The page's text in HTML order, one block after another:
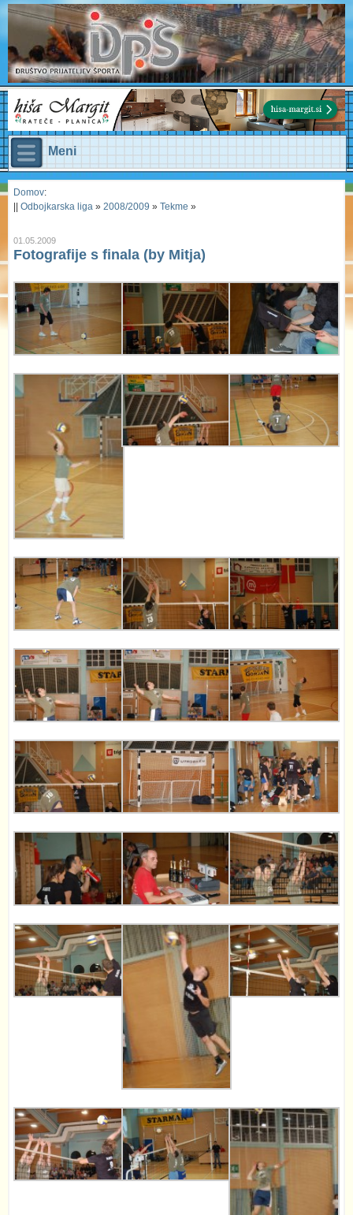
Meni
Domov:
Odbojkarska liga » 2008/2009 » Tekme »
01.05.2009
Fotografije s finala (by Mitja)